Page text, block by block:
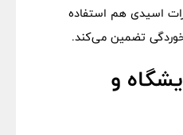
اسیدی هم استفاده
خوردگی تضمین می‌کند.
و